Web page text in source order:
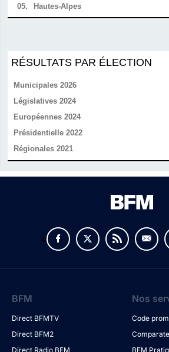
05.
Hautes-Alpes
RÉSULTATS PAR ÉLECTION
Municipales 2026
Législatives 2024
Européennes 2024
Présidentielle 2022
Régionales 2021
v
BFM
Direct BFMTV
Direct BFM2
Direct Radio BFM
Nos
Code
BFM